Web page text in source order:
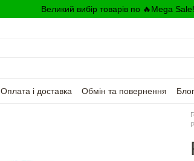
Великий вибір товарів по 🔥Mega
Оплата і доставка Обмін та повернення Блог